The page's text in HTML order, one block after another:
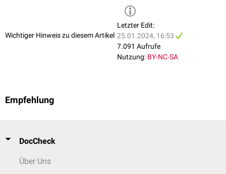
Wichtiger Hinweis zu diesem Artikel
Letzter Edit:
25.01.2024, 16:53
7.091 Aufrufe
Nutzung: BY-NC-SA
Empfehlung
DocCheck
Über Uns